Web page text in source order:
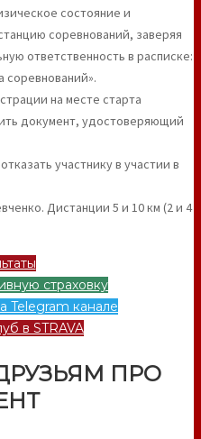
состояние и
соревнований, заверяя
ответственность в расписке:
соревнований».
на месте старта
документ, удостоверяющий
участнику в участии в
Дистанции 5 и 10 км (2 и 4
страховку
Telegram канале
в STRAVA
ПРО